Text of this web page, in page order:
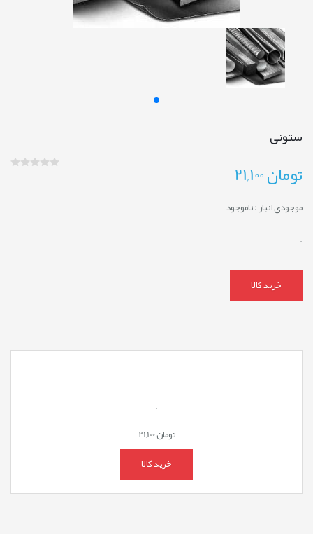
ستونی
تومان
موجودی انبار :ناموجود
.
خرید کالا
.
تومان21,100
خرید کالا